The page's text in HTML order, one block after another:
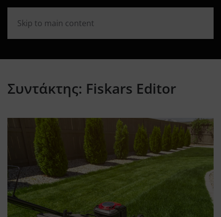
Skip to main content
Συντάκτης: Fiskars Editor